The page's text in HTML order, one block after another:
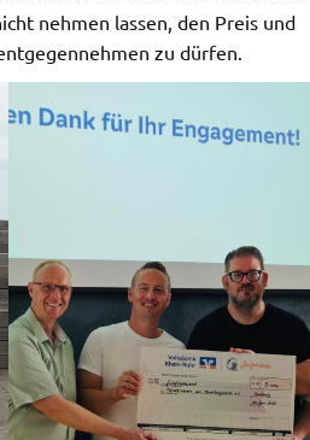
nehmen lassen, den Preis und
zu dürfen.